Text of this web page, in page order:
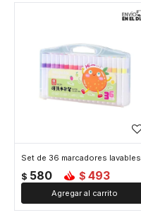
Set de 36 marcadores lavables
$ 580 $ 493